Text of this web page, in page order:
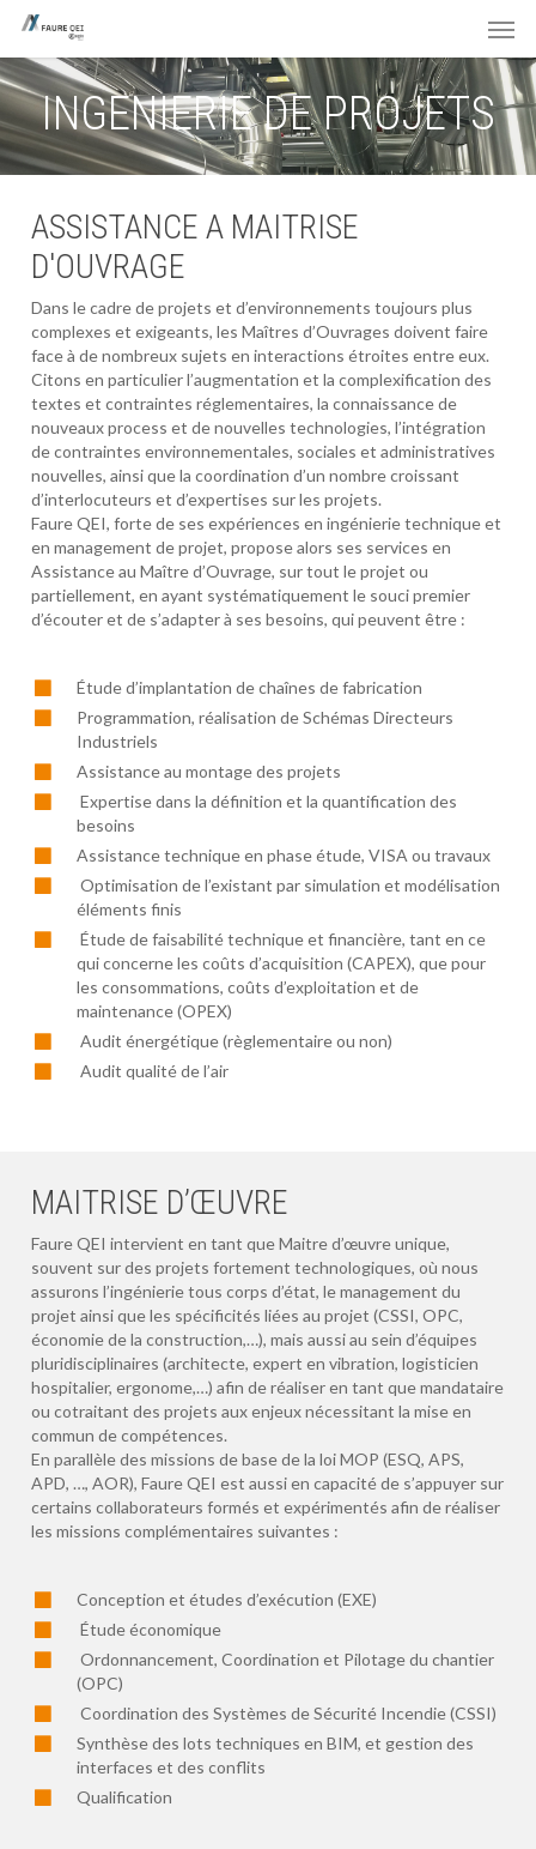
Skip
main
content
INGENIERIE DE PROJETS
ASSISTANCE A MAITRISE
D'OUVRAGE
Dans le cadre de projets et d’environnements toujours plus
complexes et exigeants, les Maîtres d’Ouvrages doivent faire
face à de nombreux sujets en interactions étroites entre eux.
Citons en particulier l’augmentation et la complexification des
textes et contraintes réglementaires, la connaissance de
nouveaux process et de nouvelles technologies, l’intégration
de contraintes environnementales, sociales et administratives
nouvelles, ainsi que la coordination d’un nombre croissant
d’interlocuteurs et d’expertises sur les projets.
Faure QEI, forte de ses expériences en ingénierie technique et
en management de projet, propose alors ses services en
Assistance au Maître d’Ouvrage, sur tout le projet ou
partiellement, en ayant systématiquement le souci premier
d’écouter et de s’adapter à ses besoins, qui peuvent être :
Étude d’implantation de chaînes de fabrication
Programmation, réalisation de Schémas Directeurs
Industriels
Assistance au montage des projets
Expertise dans la définition et la quantification des
besoins
Assistance technique en phase étude, VISA ou travaux
Optimisation de l’existant par simulation et modélisation
éléments finis
Étude de faisabilité technique et financière, tant en ce
qui concerne les coûts d’acquisition (CAPEX), que pour
les consommations, coûts d’exploitation et de
maintenance (OPEX)
Audit énergétique (règlementaire ou non)
Audit qualité de l’air
MAITRISE D’ŒUVRE
Faure QEI intervient en tant que Maitre d’œuvre unique,
souvent sur des projets fortement technologiques, où nous
assurons l’ingénierie tous corps d’état, le management du
projet ainsi que les spécificités liées au projet (CSSI, OPC,
économie de la construction,…), mais aussi au sein d’équipes
pluridisciplinaires (architecte, expert en vibration, logisticien
hospitalier, ergonome,…) afin de réaliser en tant que mandataire
ou cotraitant des projets aux enjeux nécessitant la mise en
commun de compétences.
En parallèle des missions de base de la loi MOP (ESQ, APS,
APD, …, AOR), Faure QEI est aussi en capacité de s’appuyer sur
certains collaborateurs formés et expérimentés afin de réaliser
les missions complémentaires suivantes :
Conception et études d’exécution (EXE)
Étude économique
Ordonnancement, Coordination et Pilotage du chantier
(OPC)
Coordination des Systèmes de Sécurité Incendie (CSSI)
Synthèse des lots techniques en BIM, et gestion des
interfaces et des conflits
Qualification